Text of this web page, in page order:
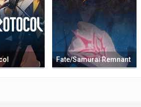
Fate/Samurai Remnant